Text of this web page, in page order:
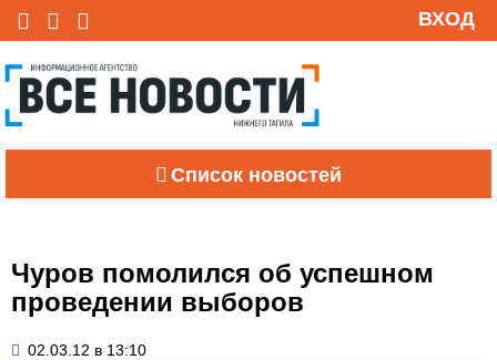
ВХОД
Список новостей
Чуров помолился об успешном
проведении выборов
02.03.12 в 13:10